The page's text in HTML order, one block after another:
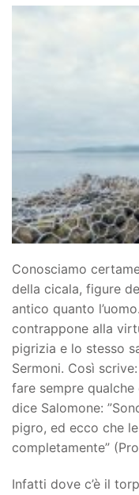
Conosciamo
della cicala, figure
antico quanto
contrappone alla
pigrizia e lo stesso
Sermoni. Così
fare sempre
dice Salomone:
pigro, ed ecco che
completamente”
Infatti dove c’è il